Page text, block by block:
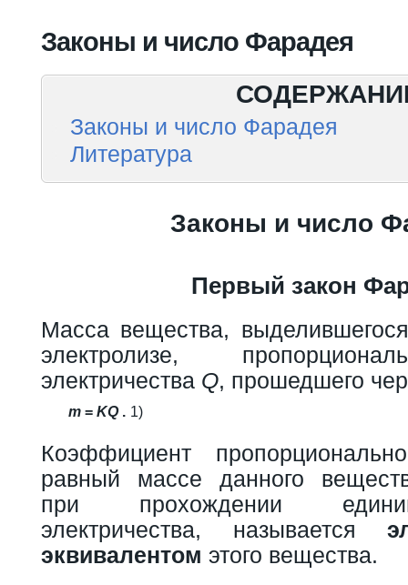
Законы и число Фарадея
Законы и число Фарадея
Литература
Законы и число
Первый закон
Масса вещества,
электролизе,
электричества Q, прошедшего
m = KQ. 1)
Коэффициент
равный массе данного
при прохождении
электричества, называется
эквивалентом этого вещества.